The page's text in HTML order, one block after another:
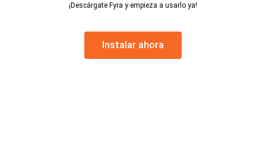
¡Descárgate Fyra y empieza a usarlo ya!
Instalar ahora